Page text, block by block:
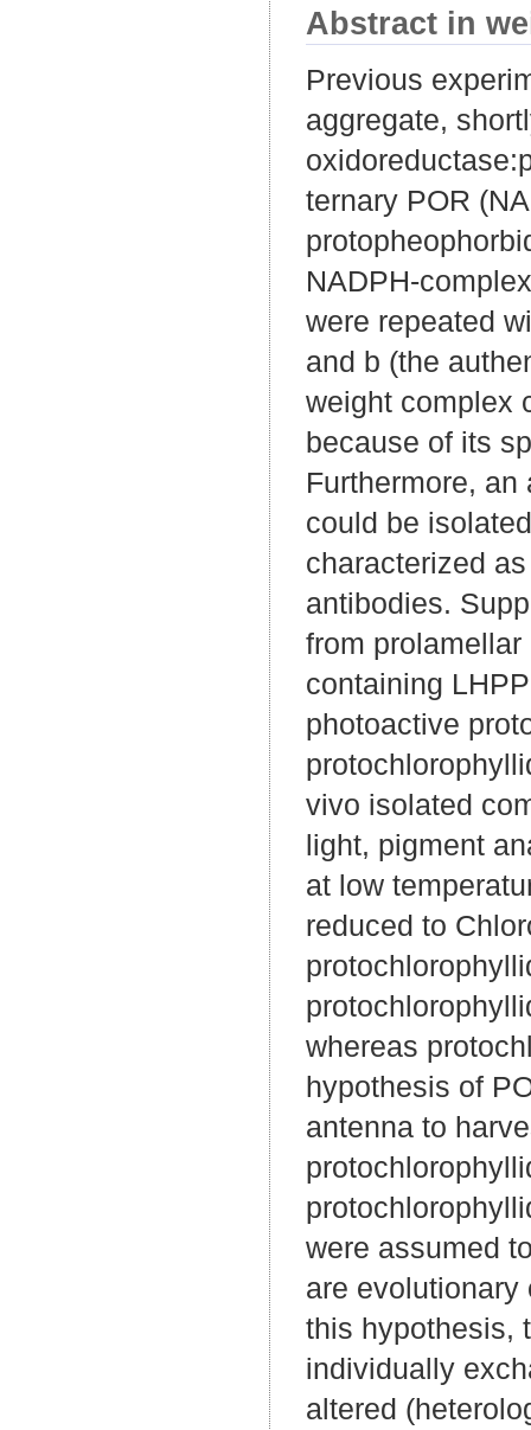
Abstract in
Previous
aggregate,
ternary POR
NADPH-
were repeated
and b (the
weight complex
because of its
Furthermore,
could be
characterized
antibodies.
from
containing
photoactive
vivo isolated
light, pigment
at low
reduced to
whereas
hypothesis of
antenna to
were assumed
are evolutionary
this hypothesis,
individually
altered